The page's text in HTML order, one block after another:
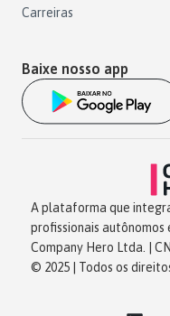
Carreiras
Baixe nosso app
A plataforma que
profissionais autônomos
Company Hero Ltda. |
© 2025 | Todos os